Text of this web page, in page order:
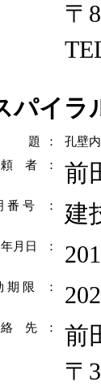
〒
パイラ
題 ：
孔壁
者
： 前
番 号 ： 建
月日 ：
期 限 ：
先 ：
前
〒